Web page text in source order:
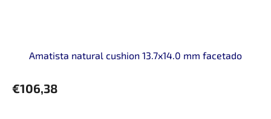
Amatista natural cushion 13.7x14.0 mm facetado
€106,38